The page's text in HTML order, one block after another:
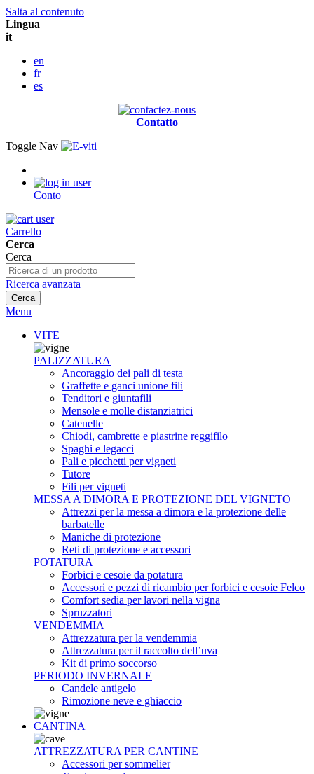
Salta al contenuto
Lingua
it
en
fr
es
Contatto
Toggle Nav
Conto
Carrello
Cerca
Cerca
Ricerca avanzata
Cerca
Menu
VITE
PALIZZATURA
Ancoraggio dei pali di testa
Graffette e ganci unione fili
Tenditori e giuntafili
Mensole e molle distanziatrici
Catenelle
Chiodi, cambrette e piastrine reggifilo
Spaghi e legacci
Pali e picchetti per vigneti
Tutore
Fili per vigneti
MESSA A DIMORA E PROTEZIONE DEL VIGNETO
Attrezzi per la messa a dimora e la protezione delle
barbatelle
Maniche di protezione
Reti di protezione e accessori
POTATURA
Forbici e cesoie da potatura
Accessori e pezzi di ricambio per forbici e cesoie Felco
Comfort sedia per lavori nella vigna
Spruzzatori
VENDEMMIA
Attrezzatura per la vendemmia
Attrezzatura per il raccolto dell’uva
Kit di primo soccorso
PERIODO INVERNALE
Candele antigelo
Rimozione neve e ghiaccio
CANTINA
ATTREZZATURA PER CANTINE
Accessori per sommelier